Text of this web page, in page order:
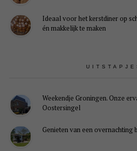
Ideaal voor het kerstdiner op
én makkelijk te maken
Weekendje Groningen. Onze
Oostersingel
Genieten van een